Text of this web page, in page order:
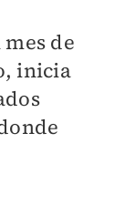
de
inicia